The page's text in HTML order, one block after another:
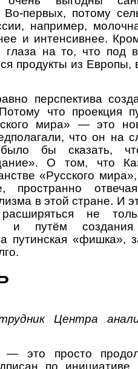
первых, потому
например,
и интенсивнее.
глаза на то, что под
продукты из
перспектива
что проекция
мира» — это
что он на
бы сказать,
О том, что
«Русского
пространно
в этой стране. И
не
и путём создания
путинская «фишка»,
Центра
это просто
по инициативе